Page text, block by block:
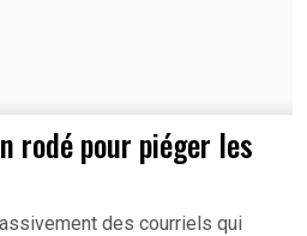
rodé pour piéger les
des courriels qui